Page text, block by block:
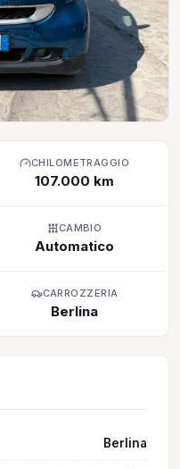
CHILOMETRAGGIO
107.000 km
CAMBIO
Automatico
CARROZZERIA
Berlina
Berlina